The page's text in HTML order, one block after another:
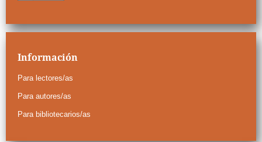
Información
Para lectores/as
Para autores/as
Para bibliotecarios/as